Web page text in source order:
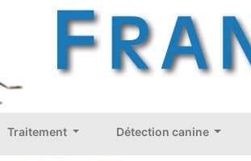
Traitement Détection canine